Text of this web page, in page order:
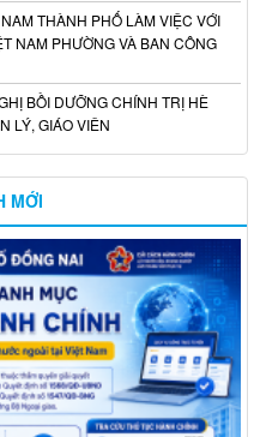
THÀNH PHỐ LÀM VIỆC VỚI
NAM PHƯỜNG VÀ BAN CÔNG
BỒI DƯỠNG CHÍNH TRỊ HÈ
LÝ, GIÁO VIÊN
MỚI